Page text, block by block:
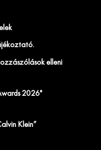
elleni
2026"
Klein”